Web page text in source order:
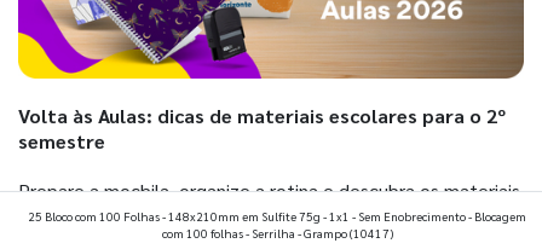
Volta às Aulas: dicas de materiais escolares para o 2º
semestre
Prepare a mochila, organize a rotina e descubra os materiais
que fazem toda diferença para começar o segundo
25 Bloco com 100 Folhas - 148x210mm em Sulfite 75g - 1x1 - Sem Enobrecimento - Blocagem
com 100 folhas - Serrilha - Grampo(10417)